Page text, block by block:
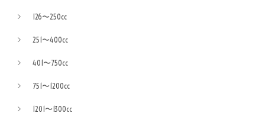
126〜250cc
251〜400cc
401〜750cc
751〜1200cc
1201〜1300cc